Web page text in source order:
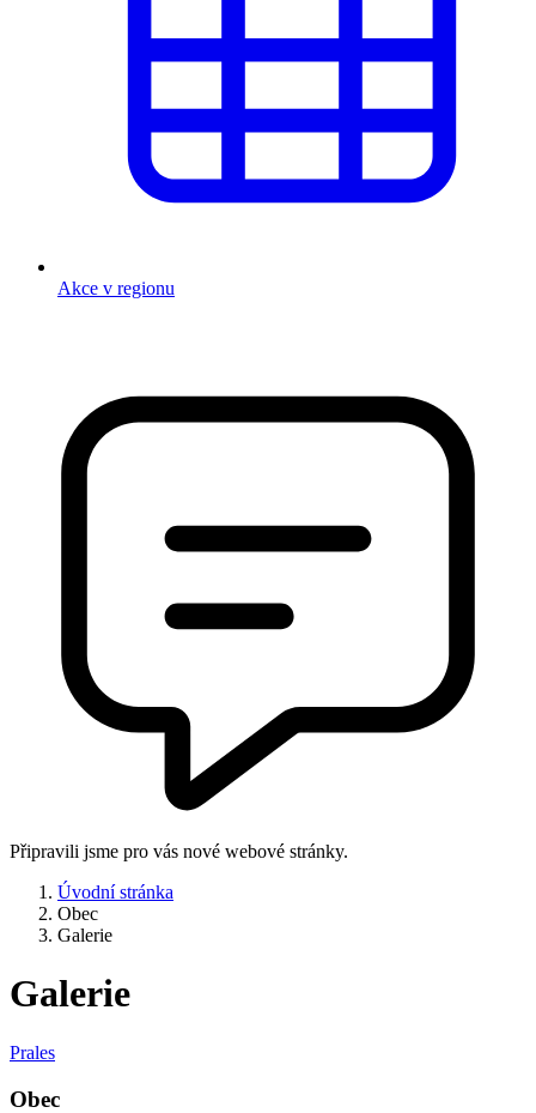
Akce v regionu
Připravili jsme pro vás nové webové stránky.
Úvodní stránka
Obec
Galerie
Galerie
Prales
Obec